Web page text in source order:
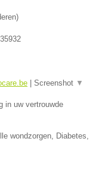
)
| Screenshot ▼
in uw vertrouwde
wondzorgen, Diabetes,